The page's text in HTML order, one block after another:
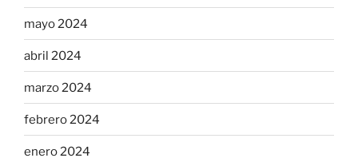
mayo 2024
abril 2024
marzo 2024
febrero 2024
enero 2024